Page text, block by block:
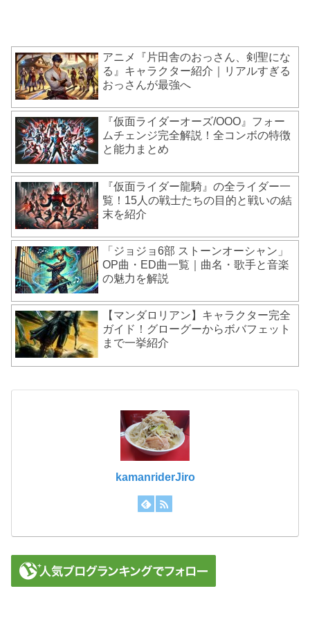
アニメ『片田舎のおっさん、剣聖にな
る』キャラクター紹介｜リアルすぎる
おっさんが最強へ
『仮面ライダーオーズ/OOO』フォー
ムチェンジ完全解説！全コンボの特徴
と能力まとめ
『仮面ライダー龍騎』の全ライダー一
覧！15人の戦士たちの目的と戦いの結
末を紹介
「ジョジョ6部 ストーンオーシャン」
OP曲・ED曲一覧｜曲名・歌手と音楽
の魅力を解説
【マンダロリアン】キャラクター完全
ガイド！グローグーからボバフェット
まで一挙紹介
kamanriderJiro